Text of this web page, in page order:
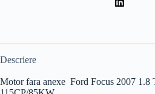
Descriere
Motor fara anexe Ford Focus 2007